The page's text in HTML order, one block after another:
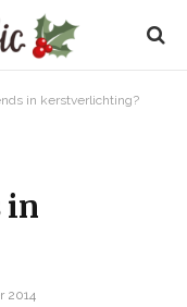
in kerstverlichting?
in
2014